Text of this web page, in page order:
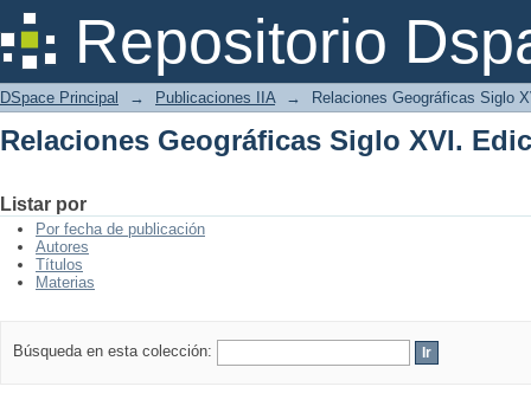
Repositorio
Relaciones Geográficas Siglo XVI.
DSpace Principal → Publicaciones IIA → Relaciones Geográficas Siglo
Relaciones Geográficas Siglo XVI.
Listar por
Por fecha de publicación
Autores
Títulos
Materias
Búsqueda en esta colección: